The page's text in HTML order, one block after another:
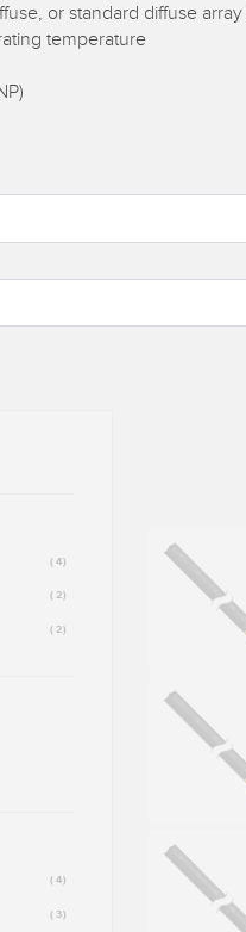
or standard diffuse
temperature
(4)
(2)
(2)
(4)
(3)